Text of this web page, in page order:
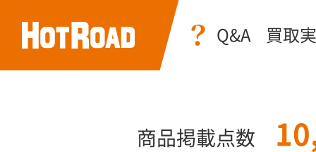
Q&A 買取
商品掲載点数